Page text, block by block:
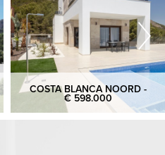
COSTA BLANCA NOORD -
€ 598.000